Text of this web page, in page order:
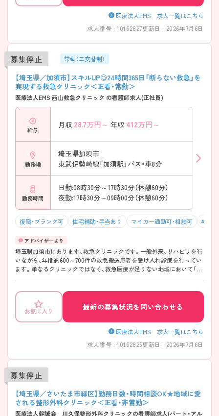
医療法人EMS 求人一覧はこちら
求人番号 : 10162827更新日 : 2026年7月6日
募集停止 常勤（二交替制）
【埼玉県／加須市】スキルUP◎24時間365日「断らない救急」を
実現する救急クリニック＜正看・常勤＞
医療法人EMS 西山救急クリニック の看護師求人(正社員)
給与
月収 28.7万円～ 年収 412万円～
勤務地
埼玉県加須市
東武伊勢崎線「加須駅」バス・車8分
勤務時間
日勤:08時30分～17時30分（休憩60分）
夜勤:17時30分～09時00分（休憩60分）
復職・ブランク可 住宅補助・手当あり マイカー通勤可・相談可 年収
埼玉県加須市にあります、救急クリニックです。一般外来、リハビリを行
いながら、年間約600～700件の救急搬送患者を受け入れ診療を行ってい
ます。単なるクリニックではなく、救急医療が足りない地域において「断
護師さんに特にオススメです！ ご興味おありの方は是非お問い合わせく
ださい♪
お気に入り
最新の募集状況を問い合わせる
医療法人EMS 求人一覧はこちら
求人番号 : 10162825更新日 : 2026年7月6日
募集停止
【埼玉県／さいたま市緑区】勤務日数・時間相談OK★地域に愛
される整形外科クリニック＜正看・非常勤＞
医療法人幹誠会 川久保整形外科クリニックの看護師求人(パート・アル